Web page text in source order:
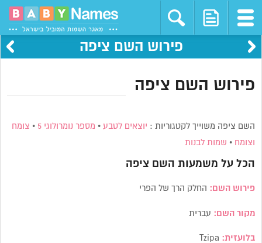
פירוש השם ציפה
פירוש השם ציפה
השם ציפה משוייך לקטגוריות : יוצאים לטבע • מספר נומרולוגי 5 • צומח
וצומח • שמות לבנות
הכל על משמעות השם ציפה
פירוש השם: החלק הרך של הפרי
מקור השם: עברית
בלועזית: